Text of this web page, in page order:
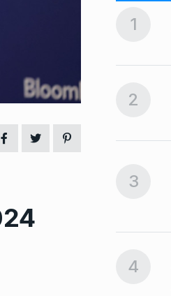
თუმცა…
2022
1
2
3
4